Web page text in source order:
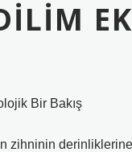
Bir Bakış
zihninin